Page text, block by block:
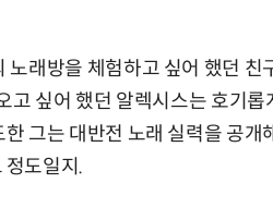
래방을 체험하고 싶어 했던 친
고 싶어 했던 알렉시스는 호기
그는 대반전 노래 실력을 공개
정도일지.